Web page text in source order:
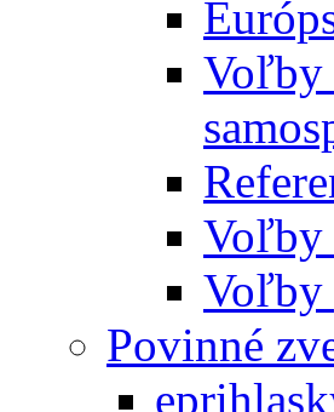
Voľby
Voľby
Voľby
Povinné